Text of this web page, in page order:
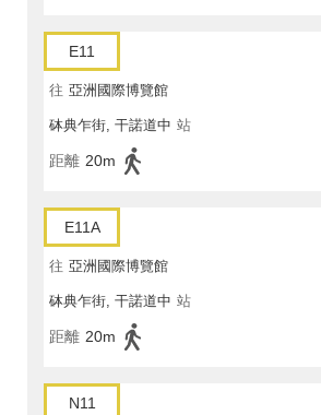
E11
往 亞洲國際博覽館
砵典乍街, 干諾道中 站
距離 20m
E11A
往 亞洲國際博覽館
砵典乍街, 干諾道中 站
距離 20m
N11